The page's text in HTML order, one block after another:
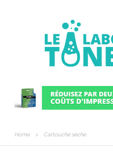
Home > Cartouche sèche